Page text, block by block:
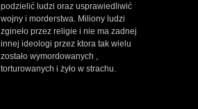
podzielić ludzi oraz usprawiedliwić
wojny i morderstwa. Miliony ludzi
zgineło przez religie i nie ma zadnej
innej ideologi przez ktora tak wielu
zostało wymordowanych ,
torturowanych i żyło w strachu.